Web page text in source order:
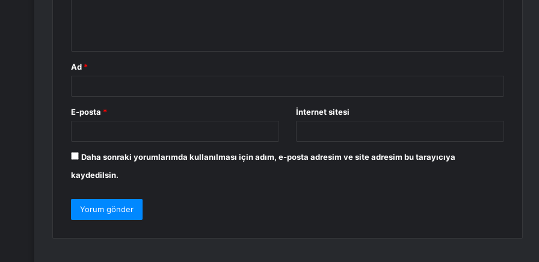
Ad *
E-posta * İnternet sitesi
Daha sonraki yorumlarımda kullanılması için adım, e-posta adresim ve site adresim bu tarayıcıya
kaydedilsin.